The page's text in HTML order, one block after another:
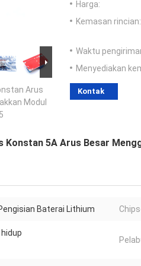
Arus
Modul
Harga:
Kemasan rincian:
Waktu
Menyediakan
Kontak
Konstan 5A Arus Besar
Baterai Lithium
hidup